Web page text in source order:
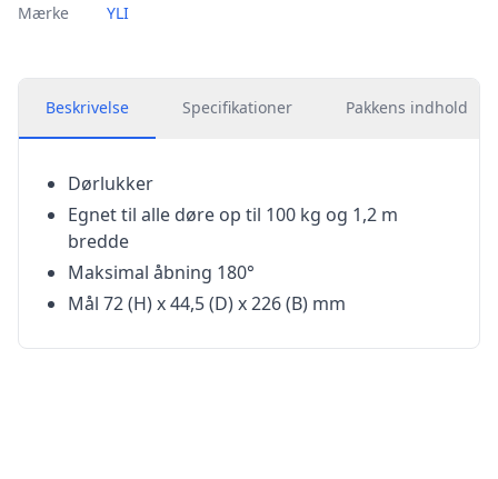
Mærke
YLI
Beskrivelse Specifikationer Pakkens indhold
Dørlukker
Egnet til alle døre op til 100 kg og 1,2 m
bredde
Maksimal åbning 180°
Mål 72 (H) x 44,5 (D) x 226 (B) mm